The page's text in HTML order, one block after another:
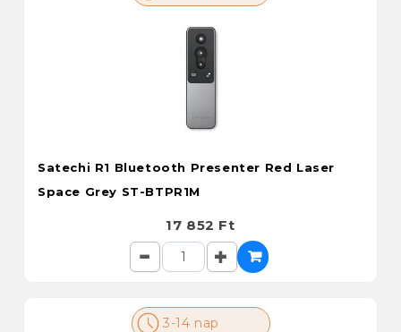
Satechi R1 Bluetooth Presenter Red Laser
Space Grey ST-BTPR1M
17 852 Ft
3-14 nap